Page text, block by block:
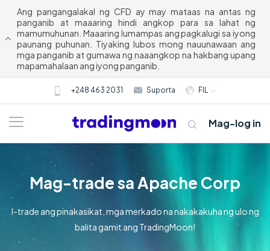
Ang pangangalakal ng CFD ay may mataas na antas ng
panganib at maaaring hindi angkop para sa lahat ng
mamumuhunan. Maaaring lumampas ang pagkalugi sa iyong
paunang puhunan. Tiyaking lubos mong nauunawaan ang
mga panganib at gumawa ng naaangkop na hakbang upang
mapamahalaan ang iyong panganib.
+248 463 2031 Suporta FIL
Mag-log in
Mag-trade sa Apache Corp
I-trade ang pinakasikat, mga merkado na nakakakuha ng ulo ng
balita gamit ang TradingMoon!